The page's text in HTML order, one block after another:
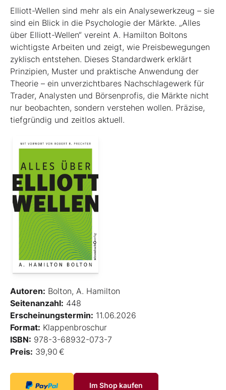
Elliott-Wellen sind mehr als ein Analysewerkzeug – sie
sind ein Blick in die Psychologie der Märkte. „Alles
über Elliott-Wellen“ vereint A. Hamilton Boltons
wichtigste Arbeiten und zeigt, wie Preisbewegungen
zyklisch entstehen. Dieses Standardwerk erklärt
Prinzipien, Muster und praktische Anwendung der
Theorie – ein unverzichtbares Nachschlagewerk für
Trader, Analysten und Börsenprofis, die Märkte nicht
nur beobachten, sondern verstehen wollen. Präzise,
tiefgründig und zeitlos aktuell.
Autoren: Bolton, A. Hamilton
Seitenanzahl: 448
Erscheinungstermin: 11.06.2026
Format: Klappenbroschur
ISBN: 978-3-68932-073-7
Preis: 39,90 €
Im Shop kaufen